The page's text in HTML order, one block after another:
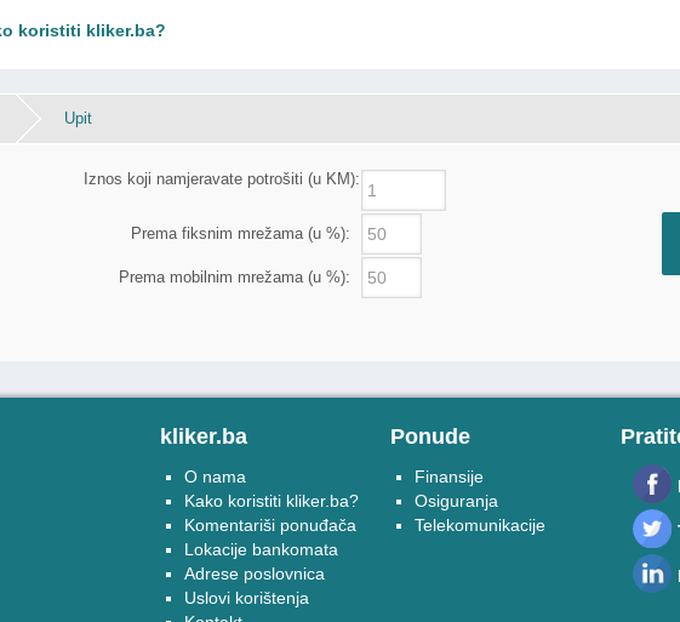
koristiti kliker.ba?
Upit
Iznos koji namjeravate potrošiti (u KM):
Prema fiksnim mrežama (u %):
Prema mobilnim mrežama (u %):
kliker.ba
O nama
Kako koristiti kliker.ba?
Komentariši ponuđača
Lokacije bankomata
Adrese poslovnica
Uslovi korištenja
Ponude
Finansije
Osiguranja
Telekomunikacije